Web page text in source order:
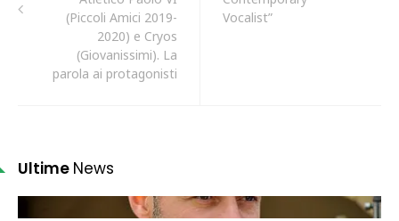
(Piccoli Amici 2019-
2020) e Cryos
(Giovanissimi). La
parola ai protagonisti
Vocalist”
Ultime News